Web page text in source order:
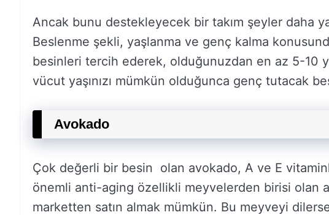
Ancak bunu destekleyecek bir takım şeyler daha
Beslenme şekli, yaşlanma ve genç kalma
besinleri tercih ederek, olduğunuzdan en az 5-10
vücut yaşınızı mümkün olduğunca genç tutacak
Avokado
Çok değerli bir besin olan avokado, A ve E
önemli anti-aging özellikli meyvelerden birisi olan
marketten satın almak mümkün. Bu meyveyi